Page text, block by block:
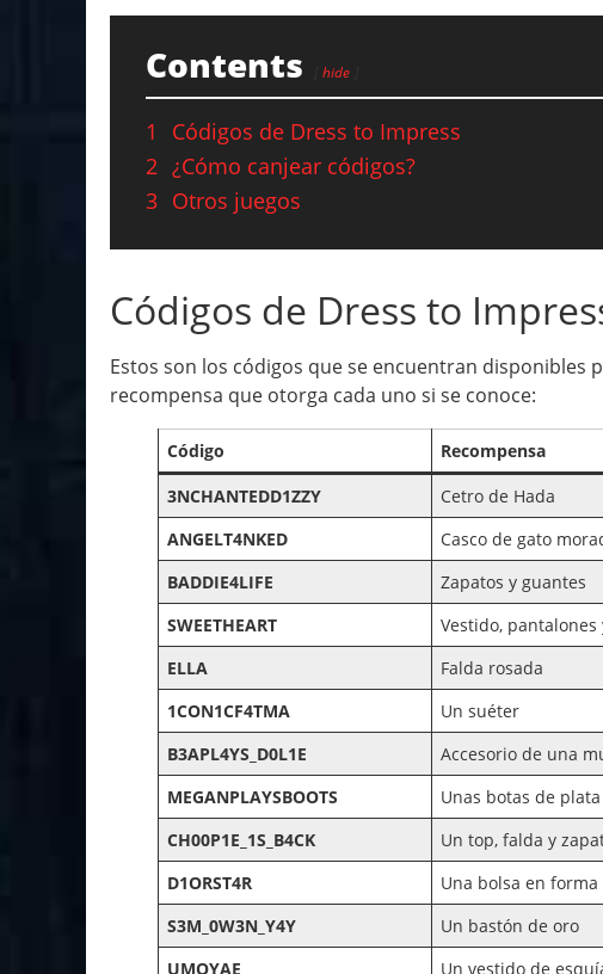
Contents hide
1
Códigos de Dress to Impress
2 ¿Cómo canjear códigos?
3 Otros juegos
Códigos de Dress to
Estos son los códigos que se encuentran disponibles
recompensa que otorga cada uno si se conoce:
Código
Recompensa
3NCHANTEDD1ZZY
Cetro de Hada
ANGELT4NKED
Casco de gato
BADDIE4LIFE
Zapatos y guantes
SWEETHEART
Vestido,
ELLA
Falda rosada
1CON1CF4TMA
Un suéter
B3APL4YS_D0L1E
Accesorio de una
MEGANPLAYSBOOTS
Unas botas de plata
CH00P1E_1S_B4CK
Un top, falda y
D1ORST4R
Una bolsa en
S3M_0W3N_Y4Y
Un bastón de oro
UMOYAE
Un vestido de